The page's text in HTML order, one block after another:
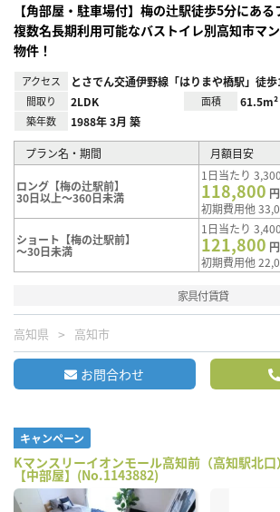
【角部屋・駐車場付】梅の辻駅徒歩5分にあ
複数名長期利用可能なバストイレ別高知市マ
物件！
アクセス とさでん交通伊野線「はりまや橋駅」徒
間取り 2LDK 面積 61.5m²
築年数 1988年 3月 築
プラン名・期間 月額目安
ロング【梅の辻駅前】
30日以上～360日未満
1日当たり
118,800
初期費用他
ショート【梅の辻駅前】
～30日未満
1日当たり
121,800
初期費用他
家具付賃貸
高知県 高知市
お問合わせ
キャンペーン
Kマンスリーイオンモール高知前（高知駅北
【中部屋】(No.1143882)